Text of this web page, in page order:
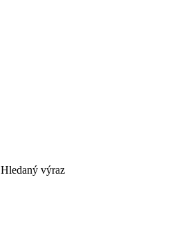
Hledaný výraz